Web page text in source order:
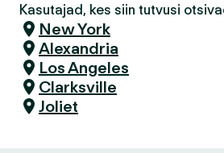
Kasutajad, kes siin tutvusi
New York
Alexandria
Los Angeles
Clarksville
Joliet